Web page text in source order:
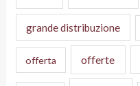
grande distribuzione
offerta offerte